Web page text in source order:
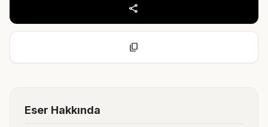
share
content_copy
Eser Hakkında